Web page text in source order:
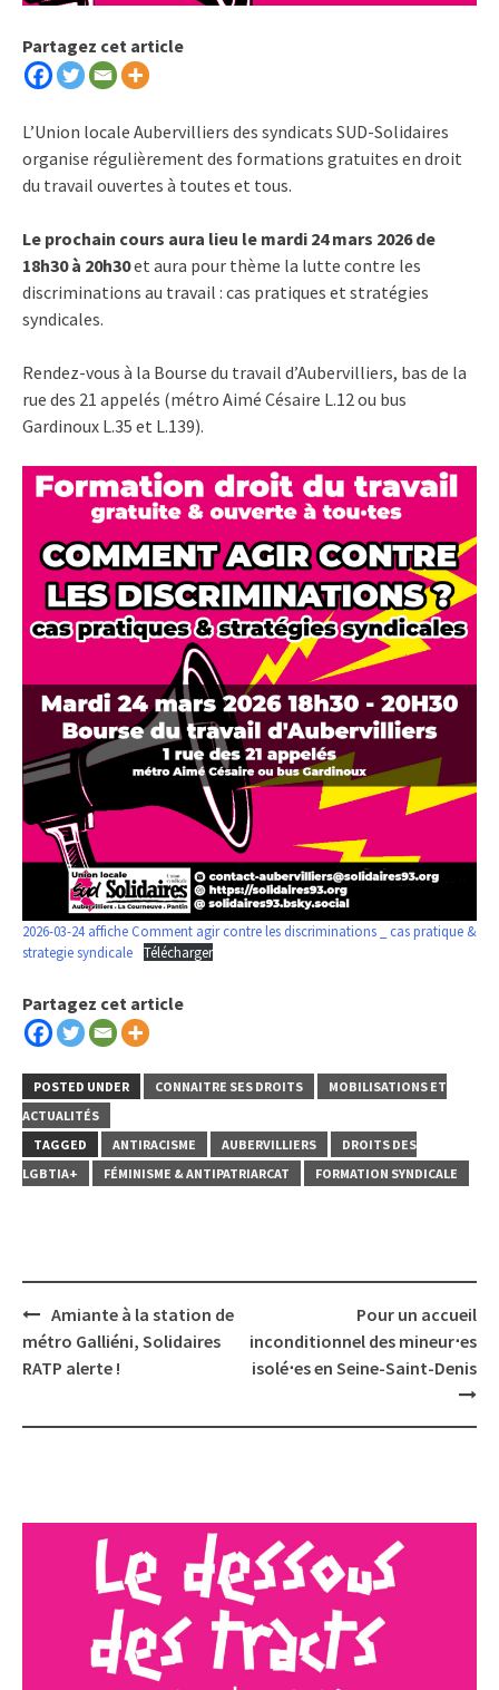
Partagez cet article
L’Union locale Aubervilliers des syndicats SUD-Solidaires
organise régulièrement des formations gratuites en droit
du travail ouvertes à toutes et tous.
Le prochain cours aura lieu le mardi 24 mars 2026 de
18h30 à 20h30et aura pour thème la lutte contre les
discriminations au travail : cas pratiques et stratégies
syndicales.
Rendez-vous à la Bourse du travail d’Aubervilliers, bas de la
rue des 21 appelés (métro Aimé Césaire L.12 ou bus
Gardinoux L.35 et L.139).
2026-03-24 affiche Comment agir contre les discriminations _ cas pratique &
strategie syndicale
Télécharger
Partagez cet article
POSTED UNDER CONNAITRE SES DROITS
MOBILISATIONS ET
ACTUALITÉS
TAGGED
ANTIRACISME AUBERVILLIERS
DROITS DES
LGBTIA+
FÉMINISME & ANTIPATRIARCAT FORMATION SYNDICALE
Post
navigation
Amiante à la station de
métro Galliéni, Solidaires
RATP alerte !
Pour un accueil
inconditionnel des mineur⋅es
isolé⋅es en Seine-Saint-Denis